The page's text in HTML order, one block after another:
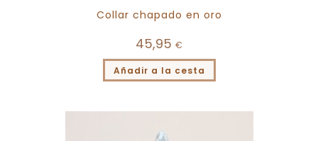
Collar chapado en oro
45,95 €
Añadir a la cesta